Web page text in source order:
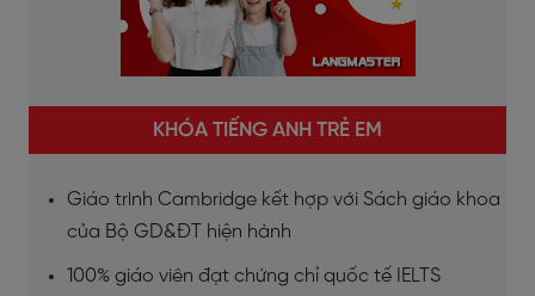
KHÓA TIẾNG ANH TRẺ EM
Giáo trình Cambridge kết hợp với Sách giáo khoa
của Bộ GD&ĐT hiện hành
100% giáo viên đạt chứng chỉ quốc tế IELTS